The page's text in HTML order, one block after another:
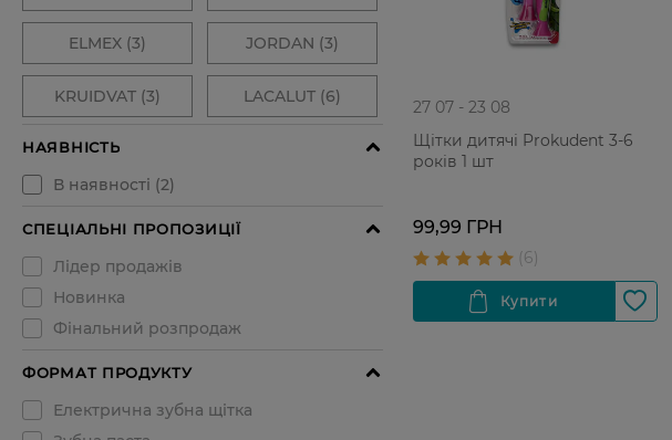
27 07 - 23 08
Щітки дитячі Prokudent 3-6
років 1 шт
99,99 ГРН